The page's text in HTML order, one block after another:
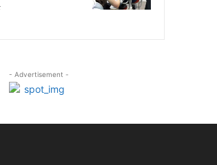
- Advertisement -